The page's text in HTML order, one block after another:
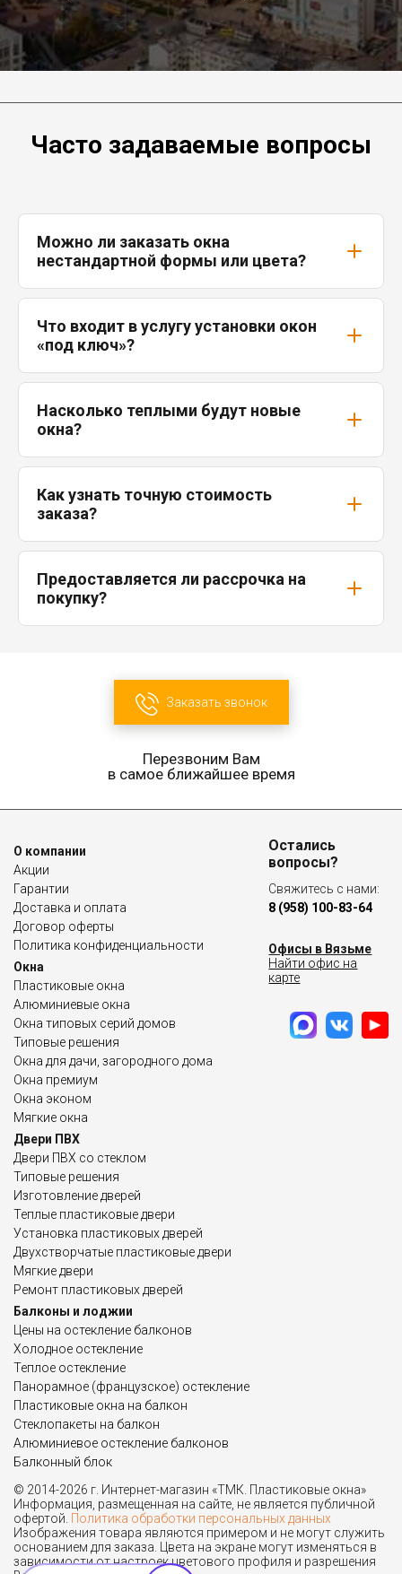
Часто задаваемые вопросы
Можно ли заказать окна
нестандартной формы или цвета?
Что входит в услугу установки окон
«под ключ»?
Насколько теплыми будут новые
окна?
Как узнать точную стоимость
заказа?
Предоставляется ли рассрочка на
покупку?
Заказать звонок
Перезвоним Вам
в самое ближайшее время
О компании
Акции
Гарантии
Доставка и оплата
Договор оферты
Политика конфиденциальности
Окна
Пластиковые окна
Алюминиевые окна
Окна типовых серий домов
Типовые решения
Окна для дачи, загородного дома
Окна премиум
Окна эконом
Мягкие окна
Двери ПВХ
Двери ПВХ со стеклом
Типовые решения
Изготовление дверей
Теплые пластиковые двери
Установка пластиковых дверей
Двухстворчатые пластиковые двери
Мягкие двери
Ремонт пластиковых дверей
Балконы и лоджии
Цены на остекление балконов
Холодное остекление
Теплое остекление
Панорамное (французское) остекление
Пластиковые окна на балкон
Стеклопакеты на балкон
Алюминиевое остекление балконов
Балконный блок
Остались
вопросы?
Свяжитесь с нами:
8 (958) 100-83-64
Офисы в Вязьме
Найти офис на
карте
© 2014-2026 г. Интернет-магазин «ТМК. Пластиковые окна»
Информация, размещенная на сайте, не является публичной
офертой. Политика обработки персональных данных
Изображения товара являются примером и не могут служить
основанием для заказа. Цвета на экране могут изменяться в
зависимости от настроек цветового профиля и разрешения